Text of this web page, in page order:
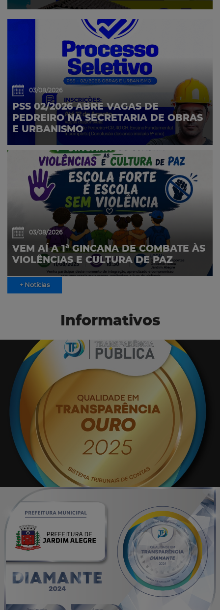
03/08/2026
PSS 02/2026 ABRE VAGAS DE
PEDREIRO NA SECRETARIA DE OBRAS
E URBANISMO
03/08/2026
VEM AÍ A 1ª GINCANA DE COMBATE ÀS
VIOLÊNCIAS E CULTURA DE PAZ
+ Notícias
Informativos